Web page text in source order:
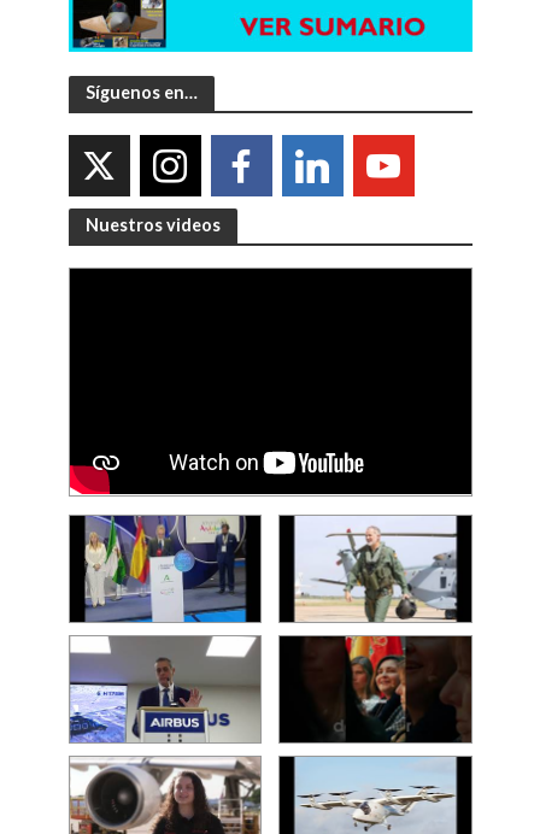
Síguenos en…
Nuestros videos